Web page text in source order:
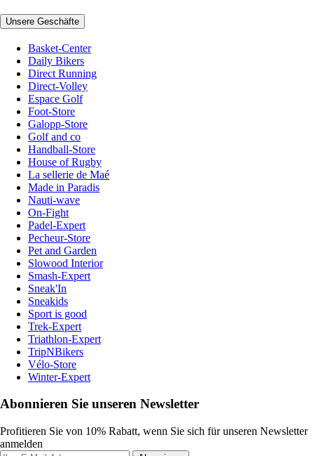
Unsere Geschäfte
Basket-Center
Daily Bikers
Direct Running
Direct-Volley
Espace Golf
Foot-Store
Galopp-Store
Golf and co
Handball-Store
House of Rugby
La sellerie de Maé
Made in Paradis
Nauti-wave
On-Fight
Padel-Expert
Pecheur-Store
Pet and Garden
Slowood Interior
Smash-Expert
Sneak'In
Sneakids
Sport is good
Trek-Expert
Triathlon-Expert
TripNBikers
Vélo-Store
Winter-Expert
Abonnieren Sie unseren Newsletter
Profitieren Sie von 10% Rabatt, wenn Sie sich für unseren Newsletter
anmelden